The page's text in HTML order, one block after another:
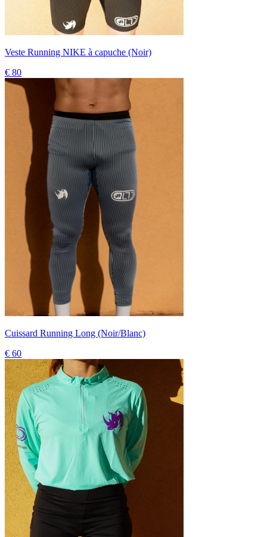
Veste Running NIKE à capuche (Noir)
€ 80
Cuissard Running Long (Noir/Blanc)
€ 60